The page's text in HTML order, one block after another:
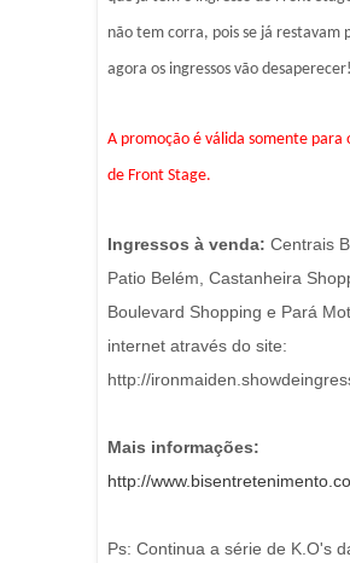
não tem corra, pois se já restavam
agora os ingressos vão desaperecer!
A promoção é válida somente para
de Front Stage.
Ingressos à venda: Centrais
Patio Belém, Castanheira
Boulevard Shopping e Pará
internet através do site:
http://
Mais informações:
http://
Ps: Continua a série de K.O's